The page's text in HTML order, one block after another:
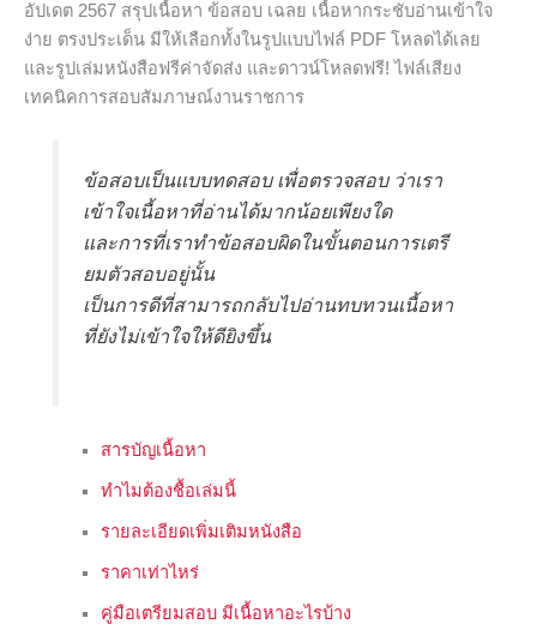
อัปเดต 2567 สรุปเนื้อหา ข้อสอบ เฉลย เนื้อหากระชับอ่านเข้าใจ
ง่าย ตรงประเด็น มีให้เลือกทั้งในรูปแบบไฟล์ PDF โหลดได้เลย
และรูปเล่มหนังสือฟรีค่าจัดส่ง และดาวน์โหลดฟรี! ไฟล์เสียง
เทคนิคการสอบสัมภาษณ์งานราชการ
ข้อสอบเป็นแบบทดสอบ เพื่อตรวจสอบ ว่าเรา
เข้าใจเนื้อหาที่อ่านได้มากน้อยเพียงใด
และการที่เราทำข้อสอบผิดในขั้นตอนการเตรี
ยมตัวสอบอยู่นั้น
เป็นการดีที่สามารถกลับไปอ่านทบทวนเนื้อหา
ที่ยังไม่เข้าใจให้ดียิงขึ้น
สารบัญเนื้อหา
ทำไมต้องชื้อเล่มนี้
รายละเอียดเพิ่มเติมหนังสือ
ราคาเท่าไหร่
คู่มือเตรียมสอบ มีเนื้อหาอะไรบ้าง